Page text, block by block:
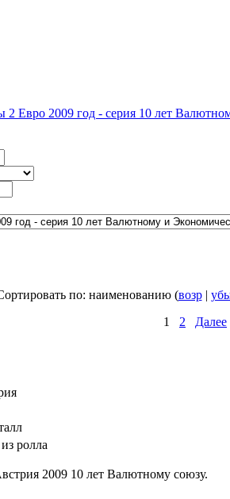
2 Евро 2009 год - серия 10 лет
по: наименованию (возр|
1
2 Далее
ролла
2009 10 лет Валютному союзу.